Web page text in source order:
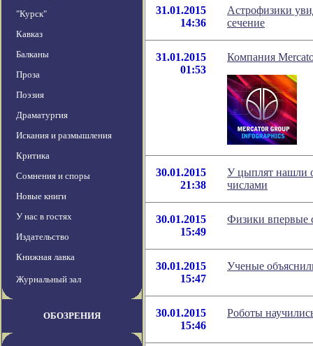
"Курск"
Кавказ
Балканы
Проза
Поэзия
Драматургия
Искания и размышления
Критика
Сомнения и споры
Новые книги
У нас в гостях
Издательство
Книжная лавка
Журнальный зал
ОБОЗРЕНИЯ
31.01.2015
14:36
Астрофизики
сечение
31.01.2015
01:53
Компания
30.01.2015
21:38
У цыплят нашли
числами
30.01.2015
15:49
Физики впервые
30.01.2015
15:47
Ученые
30.01.2015
15:46
Роботы